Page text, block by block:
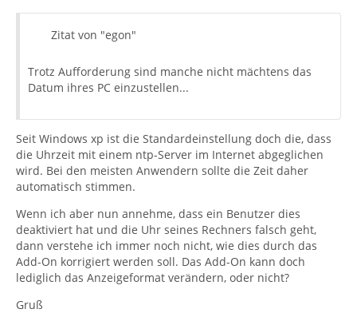
Zitat von "egon"
Trotz Aufforderung sind manche nicht mächtens das
Datum ihres PC einzustellen...
Seit Windows xp ist die Standardeinstellung doch die, dass
die Uhrzeit mit einem ntp-Server im Internet abgeglichen
wird. Bei den meisten Anwendern sollte die Zeit daher
automatisch stimmen.
Wenn ich aber nun annehme, dass ein Benutzer dies
deaktiviert hat und die Uhr seines Rechners falsch geht,
dann verstehe ich immer noch nicht, wie dies durch das
Add-On korrigiert werden soll. Das Add-On kann doch
lediglich das Anzeigeformat verändern, oder nicht?
Gruß